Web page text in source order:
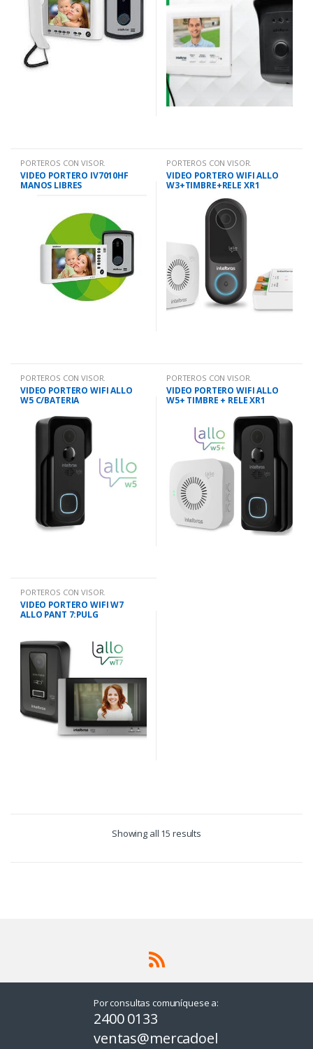
PORTEROS CON VISOR.
VIDEO PORTERO IV7010HF
MANOS LIBRES
PORTEROS CON VISOR.
VIDEO PORTERO WIFI ALLO
W3+TIMBRE+RELE XR1
PORTEROS CON VISOR.
VIDEO PORTERO WIFI ALLO
W5 C/BATERIA
PORTEROS CON VISOR.
VIDEO PORTERO WIFI ALLO
W5+ TIMBRE + RELE XR1
PORTEROS CON VISOR.
VIDEO PORTERO WIFI W7
ALLO PANT 7:PULG
Showing all 15 results
Por consultas comuníquese a:
2400 0133
ventas@mercadoel